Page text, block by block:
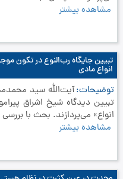
مشاهده بیشتر
تبیین جایگاه رب‌النوع در تکون
انواع مادی
توضیحات آیت‌الله سید
تبیین دیدگاه شیخ اشراق
انواع» می‌پردازند. بحث با
مشاهده بیشتر